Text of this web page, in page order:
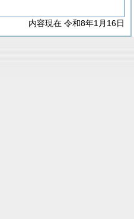
内容現在 令和8年1月16日